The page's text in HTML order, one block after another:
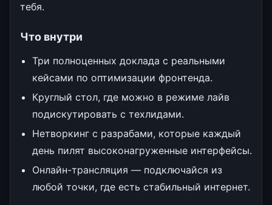
тебя.
Что внутри
Три полноценных доклада с реальными
кейсами по оптимизации фронтенда.
Круглый стол, где можно в режиме лайв
подискутировать с техлидами.
Нетворкинг с разрабами, которые каждый
день пилят высоконагруженные интерфейсы.
Онлайн-трансляция — подключайся из
любой точки, где есть стабильный интернет.